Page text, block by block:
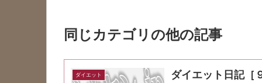
同じカテゴリの他の記事
ダイエット ダイエット日記［